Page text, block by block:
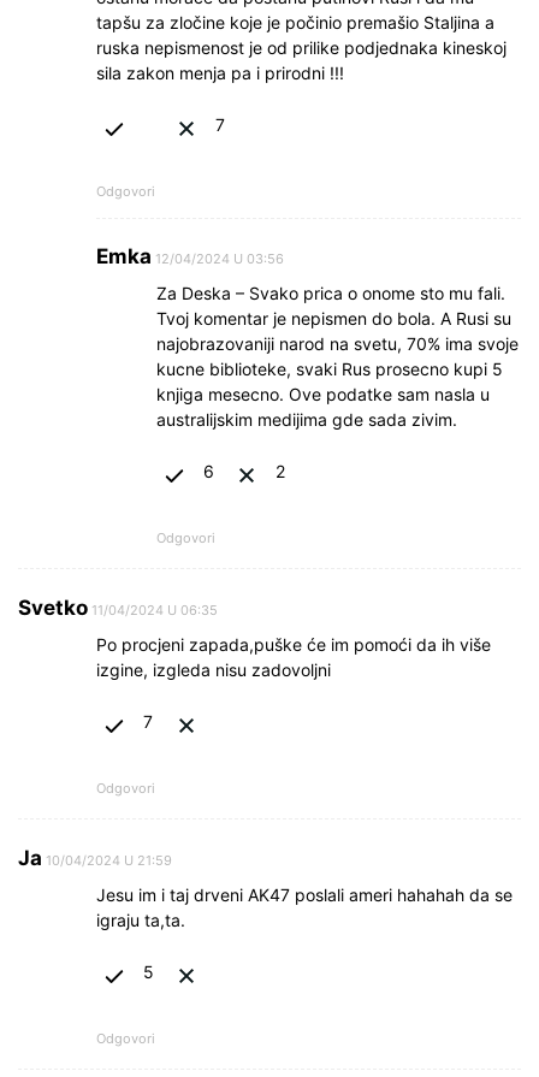
tapšu za zločine koje je počinio premašio Staljina a
ruska nepismenost je od prilike podjednaka kineskoj
sila zakon menja pa i prirodni !!!
7
Odgovori
Emka 12/04/2024 U 03:56
Za Deska – Svako prica o onome sto mu fali.
Tvoj komentar je nepismen do bola. A Rusi su
najobrazovaniji narod na svetu, 70% ima svoje
kucne biblioteke, svaki Rus prosecno kupi 5
knjiga mesecno. Ove podatke sam nasla u
australijskim medijima gde sada zivim.
6 2
Odgovori
Svetko 11/04/2024 U 06:35
Po procjeni zapada,puške će im pomoći da ih više
izgine, izgleda nisu zadovoljni
7
Odgovori
Ja 10/04/2024 U 21:59
Jesu im i taj drveni AK47 poslali ameri hahahah da se
igraju ta,ta.
5
Odgovori